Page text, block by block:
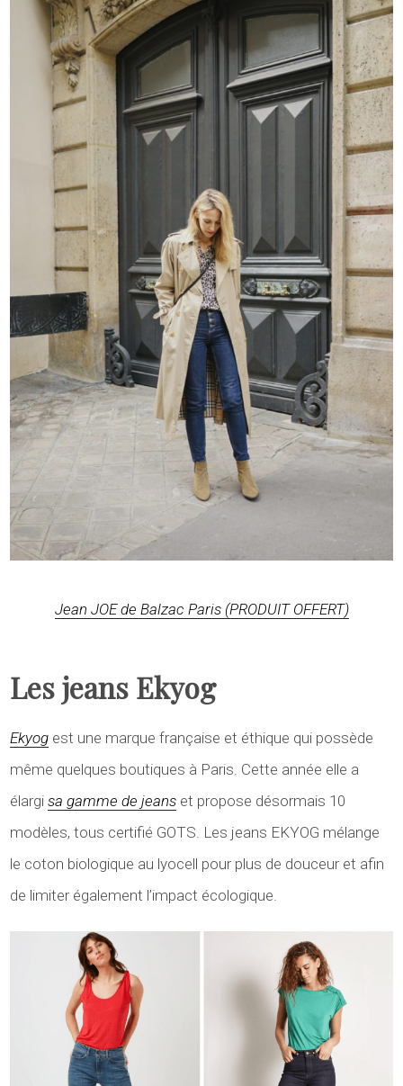
Jean JOE de Balzac Paris (PRODUIT OFFERT)
Les jeans Ekyog
Ekyog est une marque française et éthique qui possède
même quelques boutiques à Paris. Cette année elle a
élargisa gamme de jeans et propose désormais 10
modèles, tous certifié GOTS. Les jeans EKYOG mélange
le coton biologique au lyocell pour plus de douceur et afin
de limiter également l’impact écologique.